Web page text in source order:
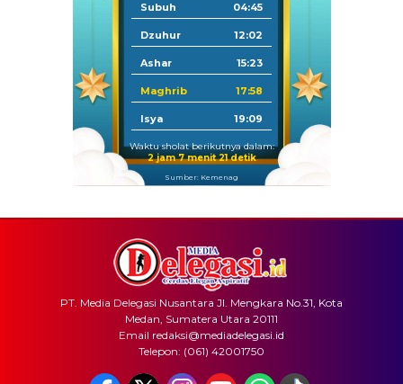
Subuh 04:45
Dzuhur 12:02
Ashar 15:23
Maghrib 17:58
Isya 19:09
Waktu sholat berikutnya dalam:
2 jam 7 menit 20 detik
Sumber: Kemenag
PT. Media Delegasi Nusantara Jl. Mengkara No.31, Kota
Medan, Sumatera Utara 20111
Email redaksi@mediadelegasi.id
Telepon: (061) 42001750